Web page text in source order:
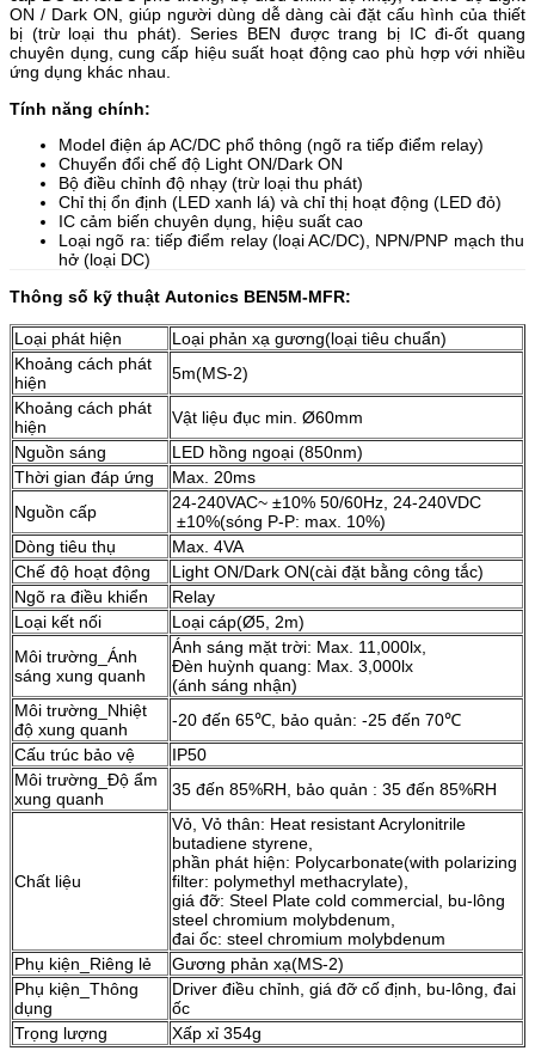
ON / Dark ON, giúp người dùng dễ dàng cài đặt cấu hình của thiết
bị (trừ loại thu phát). Series BEN được trang bị IC đi-ốt quang
chuyên dụng, cung cấp hiệu suất hoạt động cao phù hợp với nhiều
ứng dụng khác nhau.
Tính năng chính:
Model điện áp AC/DC phổ thông (ngõ ra tiếp điểm relay)
Chuyển đổi chế độ Light ON/Dark ON
Bộ điều chỉnh độ nhạy (trừ loại thu phát)
Chỉ thị ổn định (LED xanh lá) và chỉ thị hoạt động (LED đỏ)
IC cảm biến chuyên dụng, hiệu suất cao
Loại ngõ ra: tiếp điểm relay (loại AC/DC), NPN/PNP mạch thu
hở (loại DC)
Thông số kỹ thuật Autonics BEN5M-MFR:
Loại phát hiện
Loại phản xạ gương(loại tiêu chuẩn)
Khoảng cách phát
hiện
5m(MS-2)
Khoảng cách phát
hiện
Vật liệu đục min. Ø60mm
Nguồn sáng
LED hồng ngoại (850nm)
Thời gian đáp ứng
Max. 20ms
Nguồn cấp
24-240VAC~ ±10% 50/60Hz, 24-240VDC
±10%(sóng P-P: max. 10%)
Dòng tiêu thụ
Max. 4VA
Chế độ hoạt động
Light ON/Dark ON(cài đặt bằng công tắc)
Ngõ ra điều khiển
Relay
Loại kết nối
Loại cáp(Ø5, 2m)
Môi trường_Ánh
sáng xung quanh
Ánh sáng mặt trời: Max. 11,000lx,
Đèn huỳnh quang: Max. 3,000lx
(ánh sáng nhận)
Môi trường_Nhiệt
độ xung quanh
-20 đến 65℃, bảo quản: -25 đến 70℃
Cấu trúc bảo vệ
IP50
Môi trường_Độ ẩm
xung quanh
35 đến 85%RH, bảo quản : 35 đến 85%RH
Chất liệu
Vỏ, Vỏ thân: Heat resistant Acrylonitrile
butadiene styrene,
phần phát hiện: Polycarbonate(with polarizing
filter: polymethyl methacrylate),
giá đỡ: Steel Plate cold commercial, bu-lông
steel chromium molybdenum,
đai ốc: steel chromium molybdenum
Phụ kiện_Riêng lẻ
Gương phản xạ(MS-2)
Phụ kiện_Thông
dụng
Driver điều chỉnh, giá đỡ cố định, bu-lông, đai
ốc
Trọng lượng
Xấp xỉ 354g